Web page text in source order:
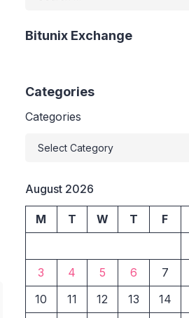
Bitunix Exchange
Categories
Categories
August 2026
M T W T F
3
4 5 6 7
10
11 12 13 14